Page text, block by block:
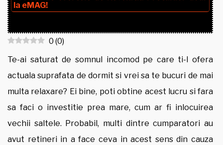
la eMAG!
0 (0)
Te-ai saturat de somnul incomod pe care ti-l ofera
actuala suprafata de dormit si vrei sa te bucuri de mai
multa relaxare? Ei bine, poti obtine acest lucru si fara
sa faci o investitie prea mare, cum ar fi inlocuirea
vechii saltele. Probabil, multi dintre cumparatori au
avut retineri in a face ceva in acest sens din cauza